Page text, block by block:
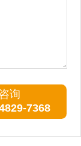
询
7368